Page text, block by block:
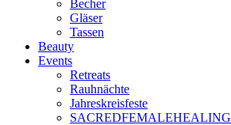
Becher
Gläser
Tassen
Beauty
Events
Retreats
Rauhnächte
Jahreskreisfeste
SACREDFEMALEHEALING